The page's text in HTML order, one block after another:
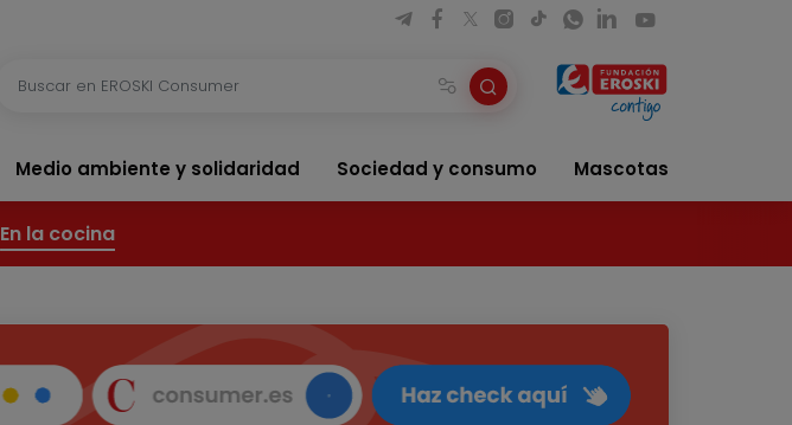
Medio ambiente y solidaridad Sociedad y consumo Mascotas
En la cocina